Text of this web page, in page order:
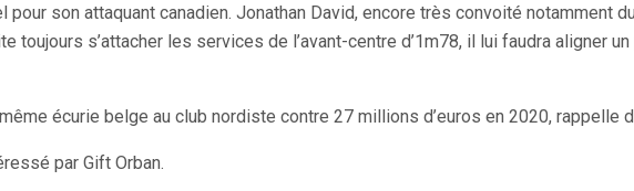
son attaquant canadien. Jonathan David, encore très convoité notamment
s’attacher les services de l’avant-centre d’1m78, il lui faudra aligner
écurie belge au club nordiste contre 27 millions d’euros en 2020, rappelle
par Gift Orban.